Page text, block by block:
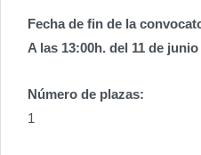
Fecha de fin de la
A las 13:00h. del 11 de junio
Número de plazas:
1